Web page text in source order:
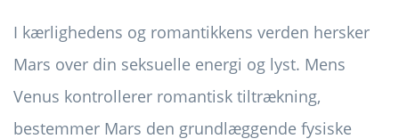
I kærlighedens og romantikkens verden hersker
Mars over din seksuelle energi og lyst. Mens
Venus kontrollerer romantisk tiltrækning,
bestemmer Mars den grundlæggende fysiske